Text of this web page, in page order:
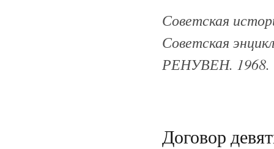
Советская
Советская
РЕНУВЕН. 1968.
Договор